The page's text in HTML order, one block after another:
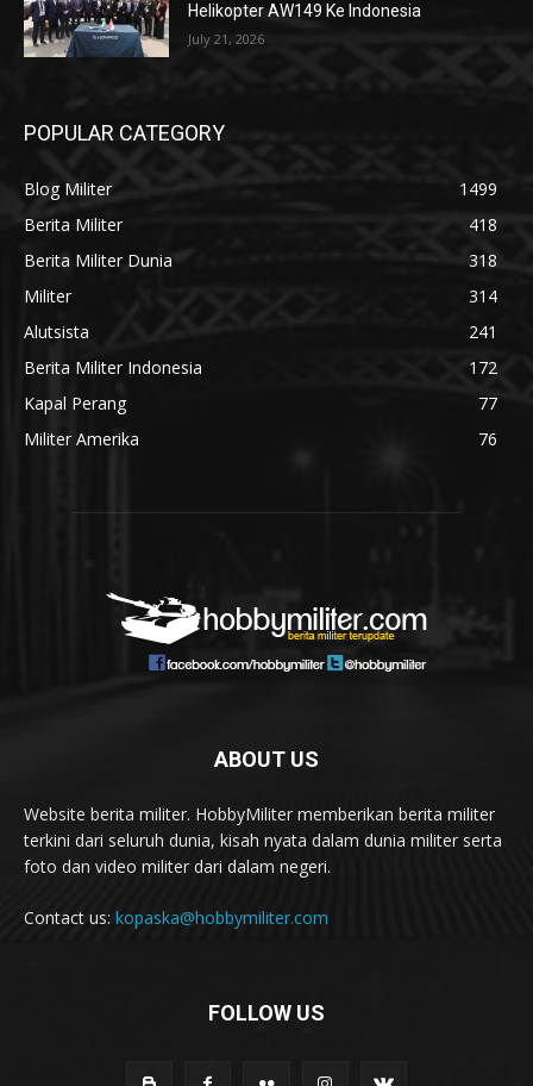
Helikopter AW149 Ke Indonesia
July 21, 2026
POPULAR CATEGORY
Blog Militer
1499
Berita Militer
418
Berita Militer Dunia
318
Militer
314
Alutsista
241
Berita Militer Indonesia
172
Kapal Perang
77
Militer Amerika
76
ABOUT US
Website berita militer. HobbyMiliter memberikan berita militer
terkini dari seluruh dunia, kisah nyata dalam dunia militer serta
foto dan video militer dari dalam negeri.
Contact us: kopaska@hobbymiliter.com
FOLLOW US